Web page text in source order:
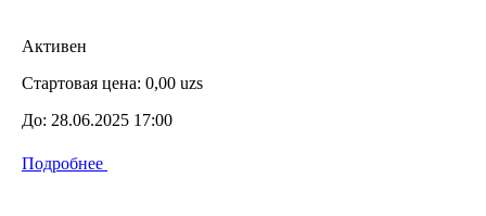
Активен
Стартовая цена: 0,00 uzs
До: 28.06.2025 17:00
Подробнее